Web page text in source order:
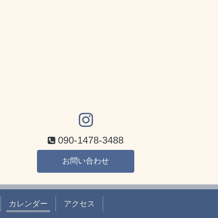
090-1478-3488
お問い合わせ
カレンダー アクセス